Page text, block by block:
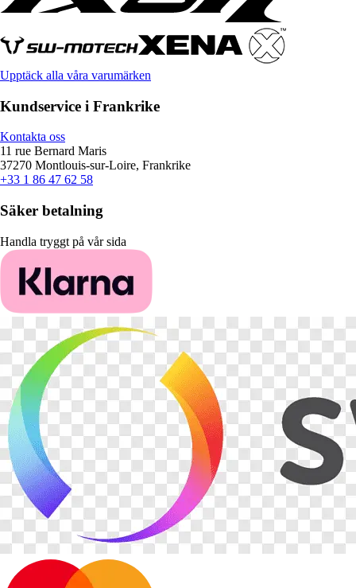
Upptäck alla våra varumärken
Kundservice i Frankrike
Kontakta oss
11 rue Bernard Maris
37270 Montlouis-sur-Loire, Frankrike
+33 1 86 47 62 58
Säker betalning
Handla tryggt på vår sida